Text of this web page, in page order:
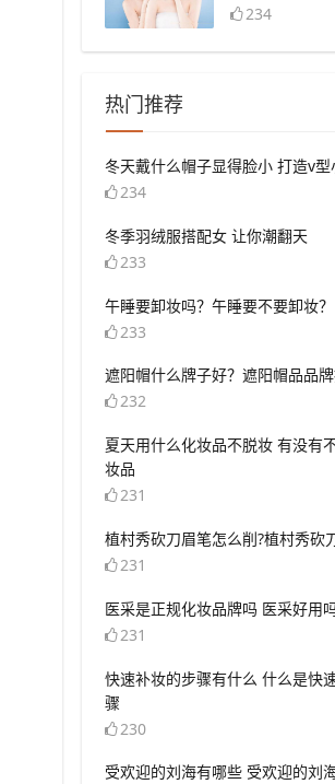
234
热门推荐
冬天戴什么帽子显得脸小 打造v型
234
​冬季羽绒服搭配女 让你潮翻天
233
​午睡要卸妆吗？午睡要不要卸妆？
233
遮阳帽什么牌子好？遮阳帽品品
232
夏天用什么化妆品不脱妆 有没有
妆品
231
植村秀砍刀眉笔怎么削?植村秀砍
231
医采是正规化妆品牌吗 医采好用
231
快速补妆的步骤有什么 什么是快
骤
230
受欢迎的刘海有哪些 受欢迎的刘